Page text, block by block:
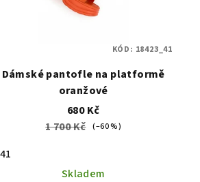
Dámské pantofle na platformě
oranžové
680 Kč
1 700 Kč (–60 %)
41
Skladem
KÓD: 18423_41